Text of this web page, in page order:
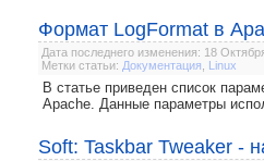
Формат LogFormat в
Дата последнего изменения: 18
Метки статьи: Документация Linux
В статье приведен список
Apache. Данные параметры
Soft: Taskbar Tweaker -